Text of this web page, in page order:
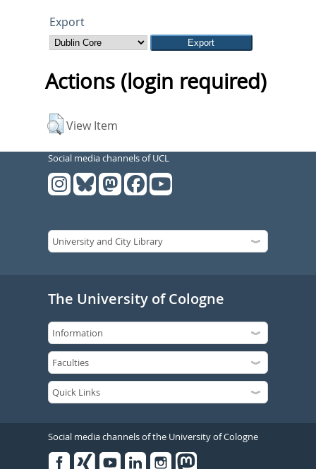
Export
Actions (login required)
View Item
Social media channels of UCL
The University of Cologne
Social media channels of the University of Cologne